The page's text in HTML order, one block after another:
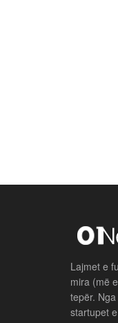
Lajmet e
mira (më
tepër.
startupet